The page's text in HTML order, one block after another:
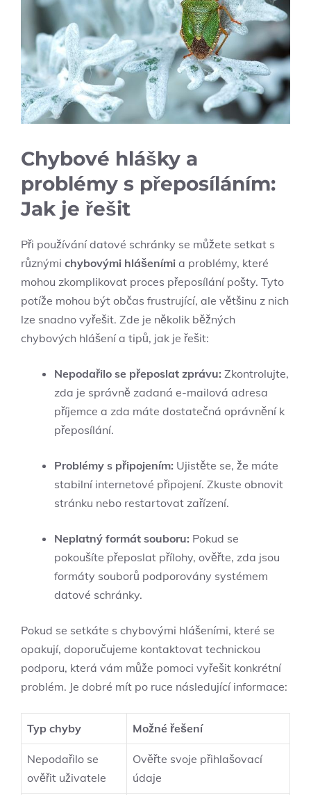
Chybové hlášky a
problémy s přeposíláním:
Jak je řešit
Při používání datové schránky se můžete setkat s
různými chybovými hlášeními a problémy, které
mohou zkomplikovat proces přeposílání pošty. Tyto
potíže mohou být občas frustrující, ale většinu z nich
lze snadno vyřešit. Zde je několik běžných
chybových hlášení a tipů, jak je řešit:
Nepodařilo se přeposlat zprávu: Zkontrolujte,
zda je správně zadaná e-mailová adresa
příjemce a zda máte dostatečná oprávnění k
přeposílání.
Problémy s připojením: Ujistěte se, že máte
stabilní internetové připojení. Zkuste obnovit
stránku nebo restartovat zařízení.
Neplatný formát souboru: Pokud se
pokoušíte přeposlat přílohy, ověřte, zda jsou
formáty souborů podporovány systémem
datové schránky.
Pokud se setkáte s chybovými hlášeními, které se
opakují, doporučujeme kontaktovat technickou
podporu, která vám může pomoci vyřešit konkrétní
problém. Je dobré mít po ruce následující informace:
Typ chyby Možné řešení
Nepodařilo se
ověřit uživatele
Ověřte svoje přihlašovací
údaje